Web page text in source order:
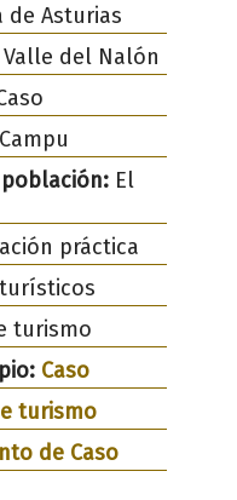
de Asturias
del Nalón
El
práctica
turismo
Caso
turismo
de Caso